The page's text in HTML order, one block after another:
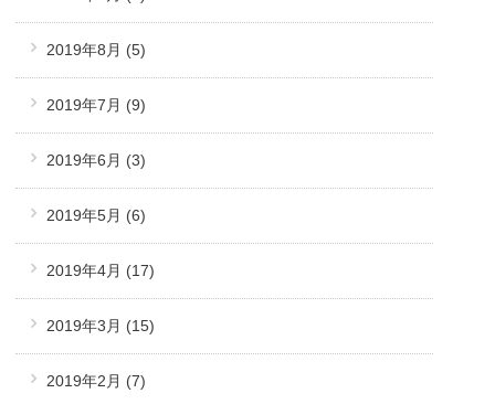
2019年8月 (5)
2019年7月 (9)
2019年6月 (3)
2019年5月 (6)
2019年4月 (17)
2019年3月 (15)
2019年2月 (7)